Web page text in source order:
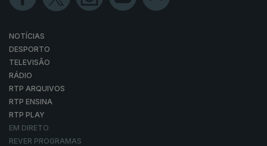
NOTÍCIAS
DESPORTO
TELEVISÃO
RÁDIO
RTP ARQUIVOS
RTP ENSINA
RTP PLAY
EM DIRETO
REVER PROGRAMAS